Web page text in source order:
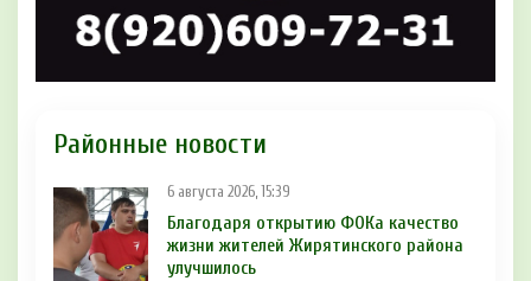
Районные новости
6 августа 2026, 15:39
Благодаря открытию ФОКа качество
жизни жителей Жирятинского района
улучшилось